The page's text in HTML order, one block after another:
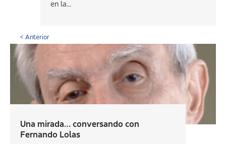
en la...
< Anterior
Una mirada… conversando con
Fernando Lolas